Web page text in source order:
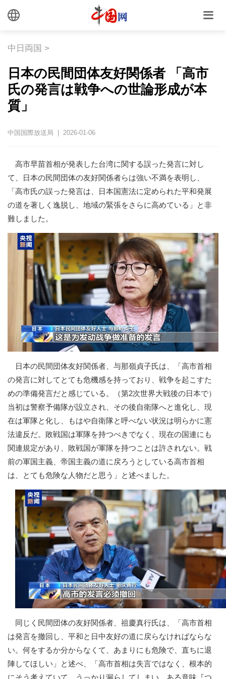
中日両国 >
日本の民間団体友好関係者 「高市
氏の発言は戦争への世論形成が本
質」
中国国際放送局 | 2026-01-06
高市早苗首相が発表した台湾に関する誤った発言に対し
て、日本の民間団体の友好関係者らは強い不満を表明し、
「高市氏の誤った発言は、日本国憲法に定められた平和発展
の道を著しく逸脱し、地域の緊張をさらに高めている」と非
難しました。
日本の民間団体友好関係者、与那嶺貞子氏は、「高市首相
の発言に対してとても危機感を持っており、戦争を起こすた
めの準備発言だと感じている。（第2次世界大戦後の日本で）
当初は警察予備隊が設立され、その後自衛隊へと進化し、現
在は軍隊と化し、もはや自衛隊と呼べない状況は明らかに憲
法違反だ。敗戦国は軍隊を持つべきでなく、現在の国連にも
関連規定があり、敗戦国が軍隊を持つことは許されない。戦
前の軍国主義、帝国主義の道に戻ろうとしている高市首相
は、とても危険な人物だと思う」と述べました。
同じく民間団体の友好関係者、祖慶真行氏は、「高市首相
は発言を撤回し、平和と日中友好の道に戻らなければならな
い。何をするか分からなくて、あまりにも危険で、直ちに退
陣してほしい」と述べ、「高市首相は失言ではなく、根本的